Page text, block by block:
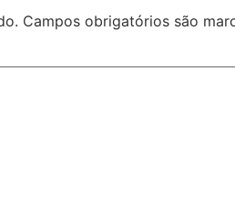
Campos obrigatórios são